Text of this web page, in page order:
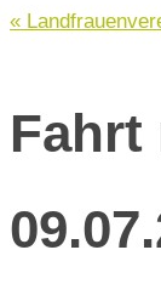
«
Fahrt